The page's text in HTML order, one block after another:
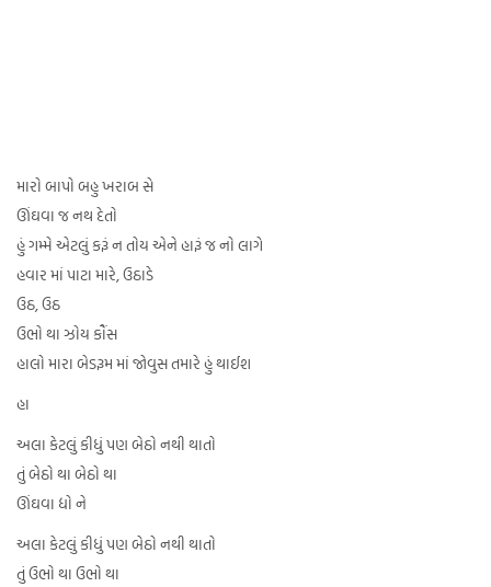
મારો બાપો બહુ ખરાબ સે
ઊંઘવા જ નથ દેતો
હું ગમ્મે એટલું કરૂં ન તોય એને હારૂં જ નો લાગે
હવાર માં પાટા મારે, ઉઠાડે
ઉઠ, ઉઠ
ઉભો થા ઝોય કૌંસ
હાલો મારા બેડરૂમ માં જોવુસ તમારે હું થાઈશ
હા
અલા કેટલું કીધું પણ બેઠો નથી થાતો
તું બેઠો થા બેઠો થા
ઊંઘવા દ્યો ને
અલા કેટલું કીધું પણ બેઠો નથી થાતો
તું ઉભો થા ઉભો થા